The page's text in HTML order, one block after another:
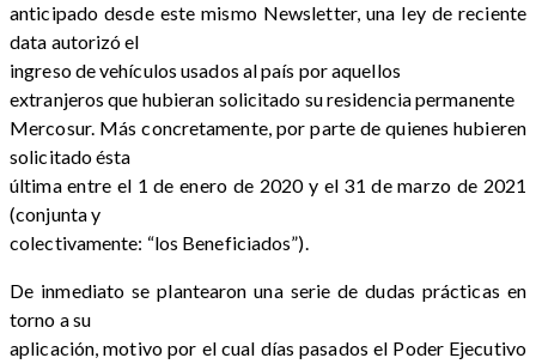
anticipado desde este mismo Newsletter, una ley de reciente
data autorizó el
ingreso de vehículos usados al país por aquellos
extranjeros que hubieran solicitado su residencia permanente
Mercosur. Más concretamente, por parte de quienes hubieren
solicitado ésta
última entre el 1 de enero de 2020 y el 31 de marzo de 2021
(conjunta y
colectivamente: “los Beneficiados”).
De inmediato se plantearon una serie de dudas prácticas en
torno a su
aplicación, motivo por el cual días pasados el Poder Ejecutivo